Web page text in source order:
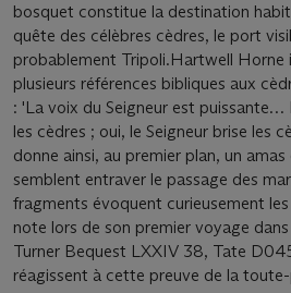
bosquet constitue la destination
quête des célèbres cèdres, le port
probablement Tripoli.Hartwell Horne
plusieurs références bibliques aux
: 'La voix du Seigneur est puissante…
les cèdres ; oui, le Seigneur brise les
donne ainsi, au premier plan, un
semblent entraver le passage des
fragments évoquent curieusement
note lors de son premier voyage
Turner Bequest LXXIV 38, Tate
réagissent à cette preuve de la